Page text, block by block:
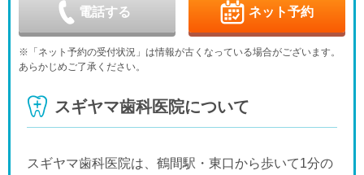
休
休 休
月
木
休
金
土
休 休
休 休
電話する ネット予約
※「ネット予約の受付状況」は情報が古くなっている場合がございます。
あらかじめご了承ください。
スギヤマ歯科医院について
スギヤマ歯科医院は、鶴間駅・東口から歩いて1分の